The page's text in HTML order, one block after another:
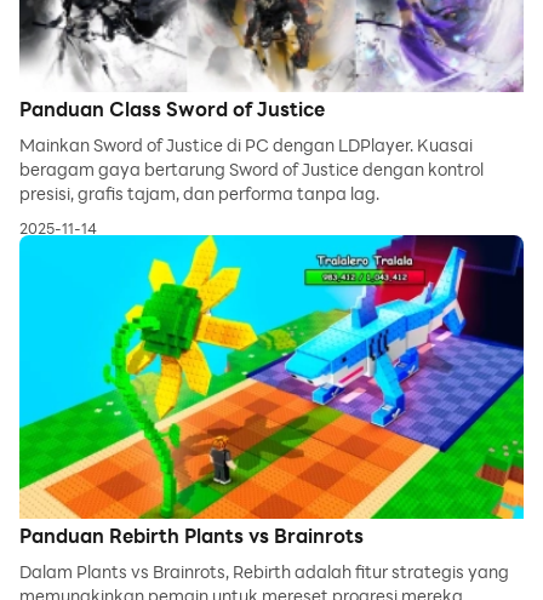
Panduan Class Sword of Justice
Mainkan Sword of Justice di PC dengan LDPlayer. Kuasai
beragam gaya bertarung Sword of Justice dengan kontrol
presisi, grafis tajam, dan performa tanpa lag.
2025-11-14
Panduan Rebirth Plants vs Brainrots
Dalam Plants vs Brainrots, Rebirth adalah fitur strategis yang